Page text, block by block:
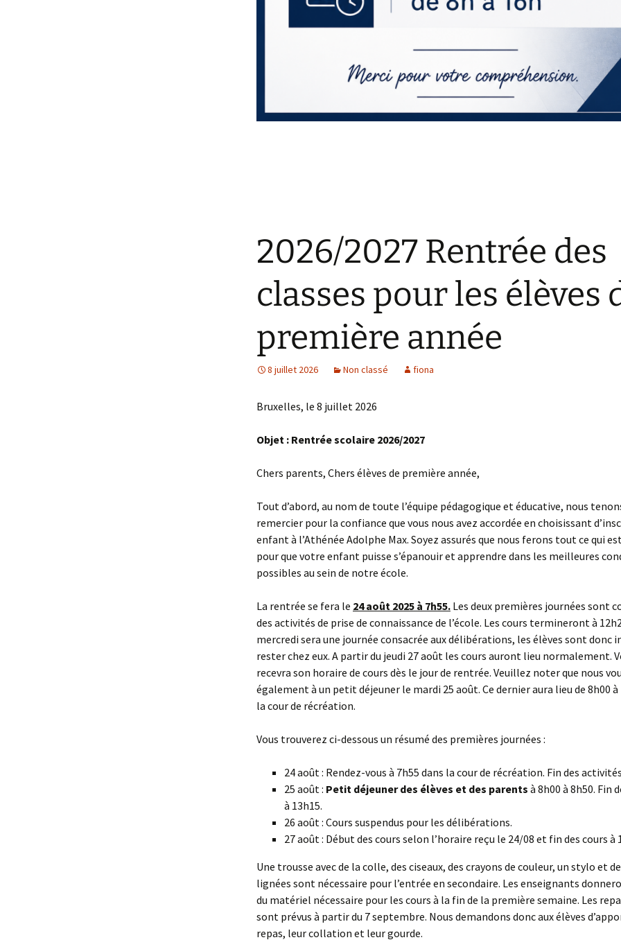
2026/2027 Rentrée des
classes pour les élèves
première année
8 juillet 2026 Non classé fiona
Bruxelles, le 8 juillet 2026
Objet : Rentrée scolaire 2026/2027
Chers parents, Chers élèves de première année,
Tout d’abord, au nom de toute l’équipe pédagogique et éducative, nous
remercier pour la confiance que vous nous avez accordée en choisissant
enfant à l’Athénée Adolphe Max. Soyez assurés que nous ferons tout ce qui
pour que votre enfant puisse s’épanouir et apprendre dans les meilleures
possibles au sein de notre école.
La rentrée se fera le 24 août 2025 à 7h55. Les deux premières journées sont
des activités de prise de connaissance de l’école. Les cours termineront à
mercredi sera une journée consacrée aux délibérations, les élèves sont donc
rester chez eux. A partir du jeudi 27 août les cours auront lieu normalement.
recevra son horaire de cours dès le jour de rentrée. Veuillez noter que nous
également à un petit déjeuner le mardi 25 août. Ce dernier aura lieu de 8h00
la cour de récréation.
Vous trouverez ci-dessous un résumé des premières journées :
24 août : Rendez-vous à 7h55 dans la cour de récréation. Fin des
25 août : Petit déjeuner des élèves et des parents à 8h00 à 8h50. Fin
à 13h15.
26 août : Cours suspendus pour les délibérations.
27 août : Début des cours selon l’horaire reçu le 24/08 et fin des cours à
Une trousse avec de la colle, des ciseaux, des crayons de couleur, un stylo et
lignées sont nécessaire pour l’entrée en secondaire. Les enseignants
du matériel nécessaire pour les cours à la fin de la première semaine. Les
sont prévus à partir du 7 septembre. Nous demandons donc aux élèves
repas, leur collation et leur gourde.